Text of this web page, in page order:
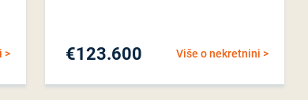
> Više o nekretnini >
€123.600